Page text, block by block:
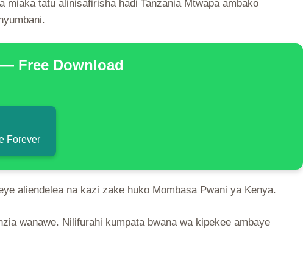
miaka tatu alinisafirisha hadi Tanzania Mtwapa ambako
Free Download
Forever
aliendelea na kazi zake huko Mombasa Pwani ya Kenya.
wanawe. Nilifurahi kumpata bwana wa kipekee ambaye